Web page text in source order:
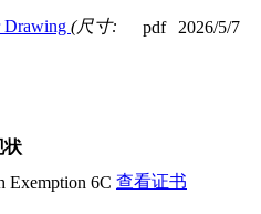
Drawing (尺寸:
pdf 2026/5/7
状
Exemption 6C 查看证书